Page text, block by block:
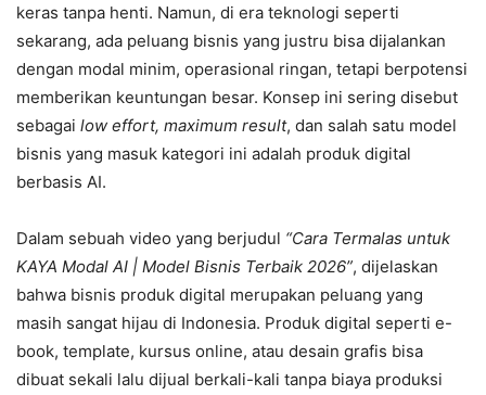
keras tanpa henti. Namun, di era teknologi seperti
sekarang, ada peluang bisnis yang justru bisa dijalankan
dengan modal minim, operasional ringan, tetapi berpotensi
memberikan keuntungan besar. Konsep ini sering disebut
sebagai low effort, maximum result, dan salah satu model
bisnis yang masuk kategori ini adalah produk digital
berbasis AI.
Dalam sebuah video yang berjudul “Cara Termalas untuk
KAYA Modal AI | Model Bisnis Terbaik 2026”, dijelaskan
bahwa bisnis produk digital merupakan peluang yang
masih sangat hijau di Indonesia. Produk digital seperti e-
book, template, kursus online, atau desain grafis bisa
dibuat sekali lalu dijual berkali-kali tanpa biaya produksi